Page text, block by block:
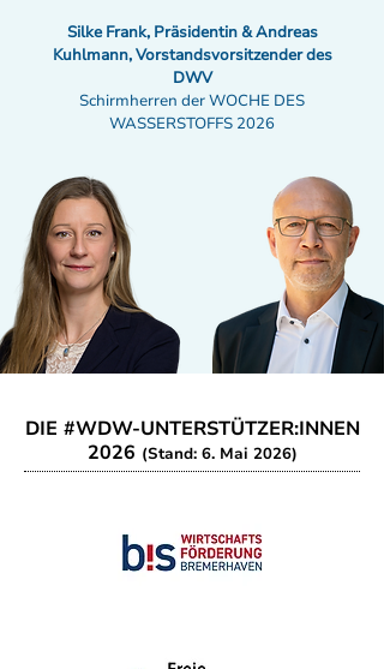
Silke Frank, Präsidentin & Andreas
Kuhlmann, Vorstandsvorsitzender des
DWV
Schirmherren der WOCHE DES
WASSERSTOFFS 2026
DIE #WDW-UNTERSTÜTZER:INNEN
2026 (Stand: 6. Mai 2026)